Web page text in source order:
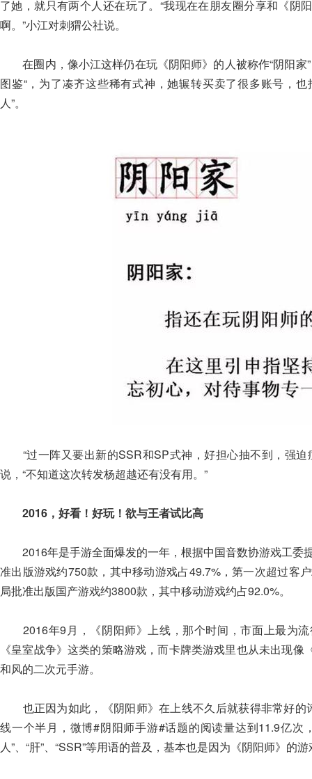
了她，就只有两个人还在玩了。“我现在在朋友圈分享和《阴
啊。”小江对刺猬公社说。
在圈内，像小江这样仍在玩《阴阳师》的人被称作“阴阳家
图鉴“，为了凑齐这些稀有式神，她辗转买卖了很多账号，
人”。
“过一阵又要出新的SSR和SP式神，好担心抽不到，强迫
说，“不知道这次转发杨超越还有没有用。”
2016，好看！好玩！欲与王者试比高
2016年是手游全面爆发的一年，根据中国音数协游戏工委
准出版游戏约750款，其中移动游戏占49.7%，第一次超过客
局批准出版国产游戏约3800款，其中移动游戏约占92.0%。
2016年9月，《阴阳师》上线，那个时间，市面上最为流
《皇室战争》这类的策略游戏，而卡牌类游戏里也从未出现
和风的二次元手游。
也正因为如此，《阴阳师》在上线不久后就获得非常好的
线一个半月，微博#阴阳师手游#话题的阅读量达到11.9亿次
人”、“肝”、“SSR”等用语的普及，基本也是因为《阴阳师》的